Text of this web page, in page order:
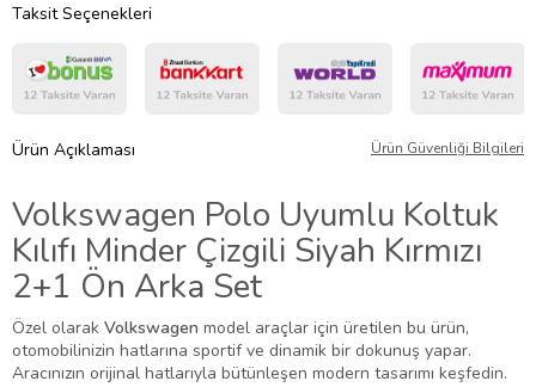
Taksit Seçenekleri
Ürün Açıklaması Ürün Güvenliği Bilgileri
Volkswagen Polo Uyumlu Koltuk
Kılıfı Minder Çizgili Siyah Kırmızı
2+1 Ön Arka Set
Özel olarak Volkswagen model araçlar için üretilen bu ürün,
otomobilinizin hatlarına sportif ve dinamik bir dokunuş yapar.
Aracınızın orijinal hatlarıyla bütünleşen modern tasarımı keşfedin.